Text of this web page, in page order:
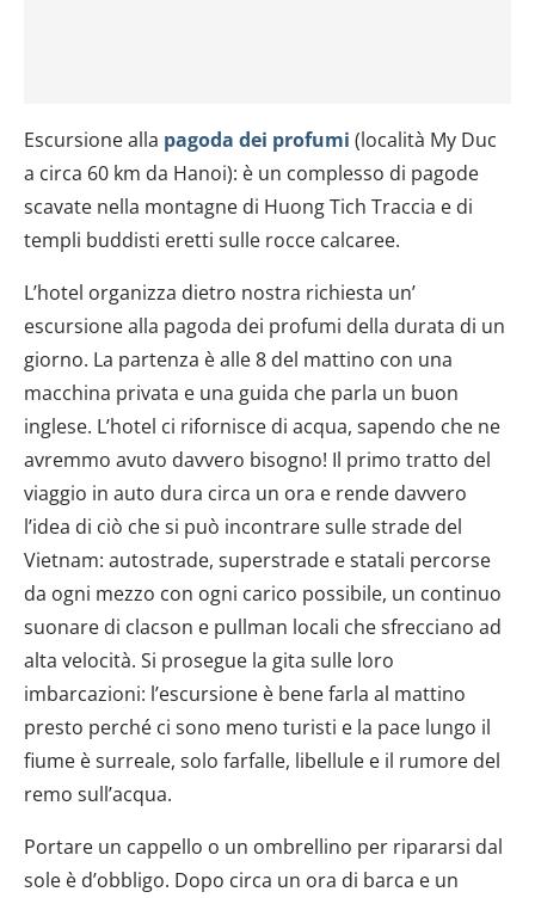
Escursione alla pagoda dei profumi (località My Duc
a circa 60 km da Hanoi): è un complesso di pagode
scavate nella montagne di Huong Tich Traccia e di
templi buddisti eretti sulle rocce calcaree.
L’hotel organizza dietro nostra richiesta un’
escursione alla pagoda dei profumi della durata di un
giorno. La partenza è alle 8 del mattino con una
macchina privata e una guida che parla un buon
inglese. L’hotel ci rifornisce di acqua, sapendo che ne
avremmo avuto davvero bisogno! Il primo tratto del
viaggio in auto dura circa un ora e rende davvero
l’idea di ciò che si può incontrare sulle strade del
Vietnam: autostrade, superstrade e statali percorse
da ogni mezzo con ogni carico possibile, un continuo
suonare di clacson e pullman locali che sfrecciano ad
alta velocità. Si prosegue la gita sulle loro
imbarcazioni: l’escursione è bene farla al mattino
presto perché ci sono meno turisti e la pace lungo il
fiume è surreale, solo farfalle, libellule e il rumore del
remo sull’acqua.
Portare un cappello o un ombrellino per ripararsi dal
sole è d’obbligo. Dopo circa un ora di barca e un